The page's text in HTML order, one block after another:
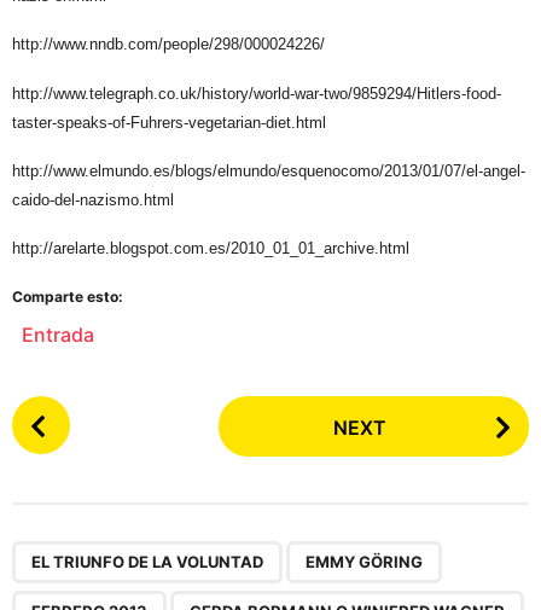
http://www.nndb.com/people/298/000024226/
http://www.telegraph.co.uk/history/world-war-two/9859294/Hitlers-food-
taster-speaks-of-Fuhrers-vegetarian-diet.html
http://www.elmundo.es/blogs/elmundo/esquenocomo/2013/01/07/el-angel-
caido-del-nazismo.html
http://arelarte.blogspot.com.es/2010_01_01_archive.html
Comparte esto:
Entrada
P
o
NEXT
EL TRIUNFO DE LA VOLUNTAD EMMY GÖRING